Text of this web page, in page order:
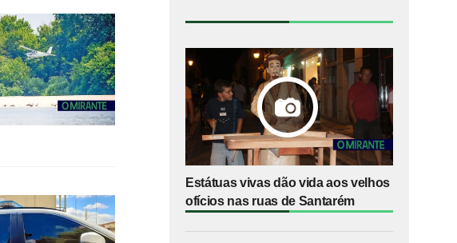
Estátuas vivas dão vida aos velhos
ofícios nas ruas de Santarém